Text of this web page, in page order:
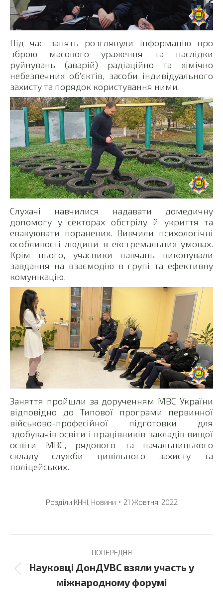
Під час занять розглянули інформацію про
зброю масового ураження та наслідки
руйнувань (аварій) радіаційно та хімічно
небезпечних об’єктів, засоби індивідуального
захисту та порядок користування ними.
Слухачі навчилися надавати домедичну
допомогу у секторах обстрілу й укриття та
евакуювати поранених. Вивчили психологічні
особливості людини в екстремальних умовах.
Крім цього, учасники навчань виконували
завдання на взаємодію в групі та ефективну
комунікацію.
Заняття пройшли за дорученням МВС України
відповідно до Типової програми первинної
військово-професійної підготовки для
здобувачів освіти і працівників закладів вищої
освіти МВС, рядового та начальницького
складу служби цивільного захисту та
поліцейських.
Розділи КННІ, Новини 21 Жовтня, 2022
navigation
ПОПЕРЕДНЯ
Previous
post:
Науковці ДонДУВС взяли участь у
міжнародному форумі